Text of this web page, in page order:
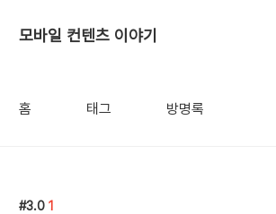
모바일 컨텐츠 이야기
홈 태그 방명록
3.0 1